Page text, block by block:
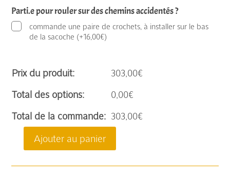
Parti.e pour rouler sur des chemins accidentés ?
commande une paire de crochets, à installer sur le bas
de la sacoche (+16,00€)
Prix du produit: 303,00€
Total des options:
0,00€
Total de la commande: 303,00€
quantité
Ajouter au panier